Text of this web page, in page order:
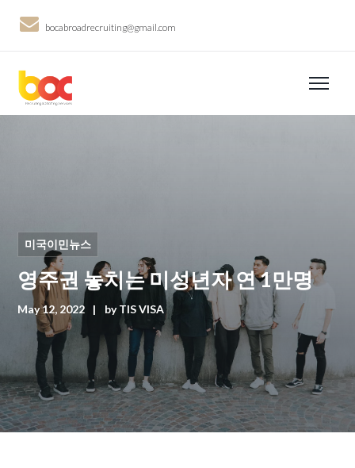
bocabroadrecruiting@gmail.com
미국이민뉴스
영주권 놓치는 미성년자 연 1만명
May 12, 2022 byTIS VISA